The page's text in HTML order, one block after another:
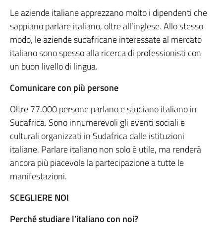
Le aziende italiane apprezzano molto i dipendenti che
sappiano parlare italiano, oltre all’inglese. Allo stesso
modo, le aziende sudafricane interessate al mercato
italiano sono spesso alla ricerca di professionisti con
un buon livello di lingua.
Comunicare con più persone
Oltre 77.000 persone parlano e studiano italiano in
Sudafrica. Sono innumerevoli gli eventi sociali e
culturali organizzati in Sudafrica dalle istituzioni
italiane. Parlare italiano non solo è utile, ma renderà
ancora più piacevole la partecipazione a tutte le
manifestazioni.
SCEGLIERE NOI
Perché studiare l’italiano con noi?